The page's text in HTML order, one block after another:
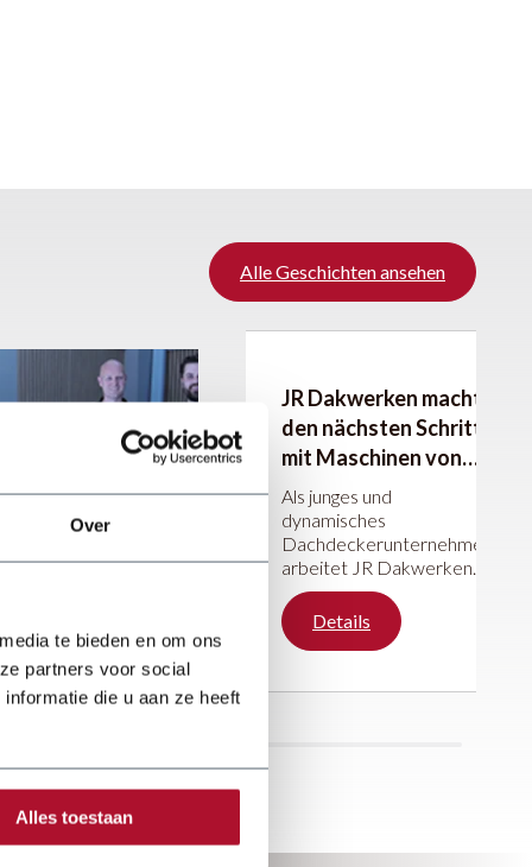
Over
te bieden en om ons
partners voor social
die u aan ze heeft
Alles toestaan
Alle Geschichten ansehen
JR Dakwerken macht
den nächsten Schritt
mit Maschinen von
JÖRG Machines
Als junges und
dynamisches
Dachdeckerunternehmen
arbeitet JR Dakwerken
seit fünf Jahren
erfolgreich am weiteren
Ausbau des
Leidenschaft und
Details